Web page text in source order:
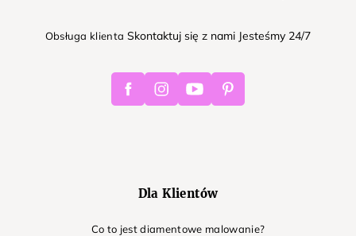
Obsługa klienta Skontaktuj się z nami Jesteśmy 24/7
FacebookInstagramYoutube Pinterest
Dla Klientów
Co to jest diamentowe malowanie?